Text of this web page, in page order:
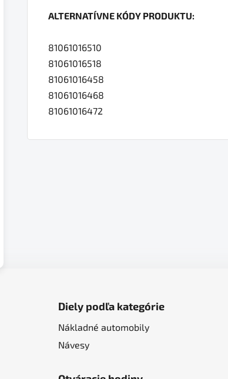
ALTERNATÍVNE KÓDY PRODUKTU:
81061016510
81061016518
81061016458
81061016468
81061016472
Diely podľa kategórie
Nákladné automobily
Návesy